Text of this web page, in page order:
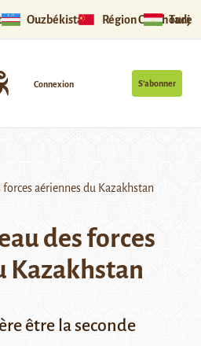
Ouzbékistan Région Ouïghoure
S’abonner
Connexion
aériennes du Kazakhstan
des forces
Kazakhstan
être la seconde